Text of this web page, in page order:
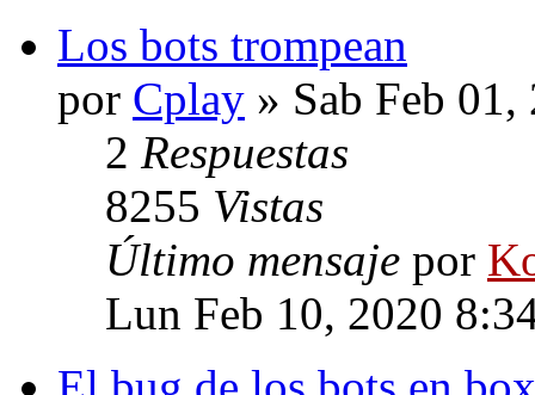
Los bots trompean
por Cplay » Sab Feb
2 Respuestas
8255 Vistas
Último mensaje por
Lun Feb 10, 2020